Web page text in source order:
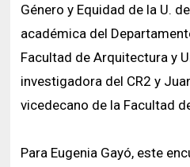
Género y Equidad de la U.
académica del
Facultad de Arquitectura y
investigadora del CR2 y
vicedecano de la Facultad
Para Eugenia Gayó, este